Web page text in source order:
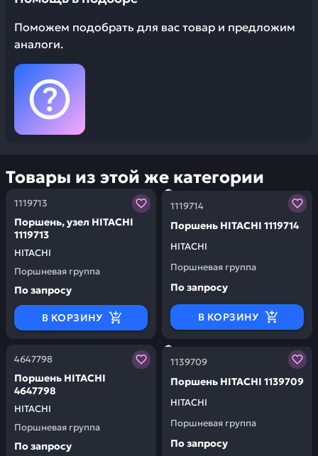
Поможем подобрать для вас товар и предложим
аналоги.
Товары из этой же категории
1119713
HITACHI
Поршень, узел HITACHI
1119713
Поршневая группа
Заказывая запчасти у нас, вы получаете гарантию
По запросу
В КОРЗИНУ
1119714
HITACHI
Поршень HITACHI 1119714
Поршневая группа
Заказывая запчасти у
По запросу
В КОРЗИНУ
4647798
HITACHI
Поршень HITACHI
4647798
Поршневая группа
Заказывая запчасти у нас, вы получаете гарантию
По запросу
1139709
HITACHI
Поршень HITACHI 1139709
Поршневая группа
Заказывая запчасти у
По запросу